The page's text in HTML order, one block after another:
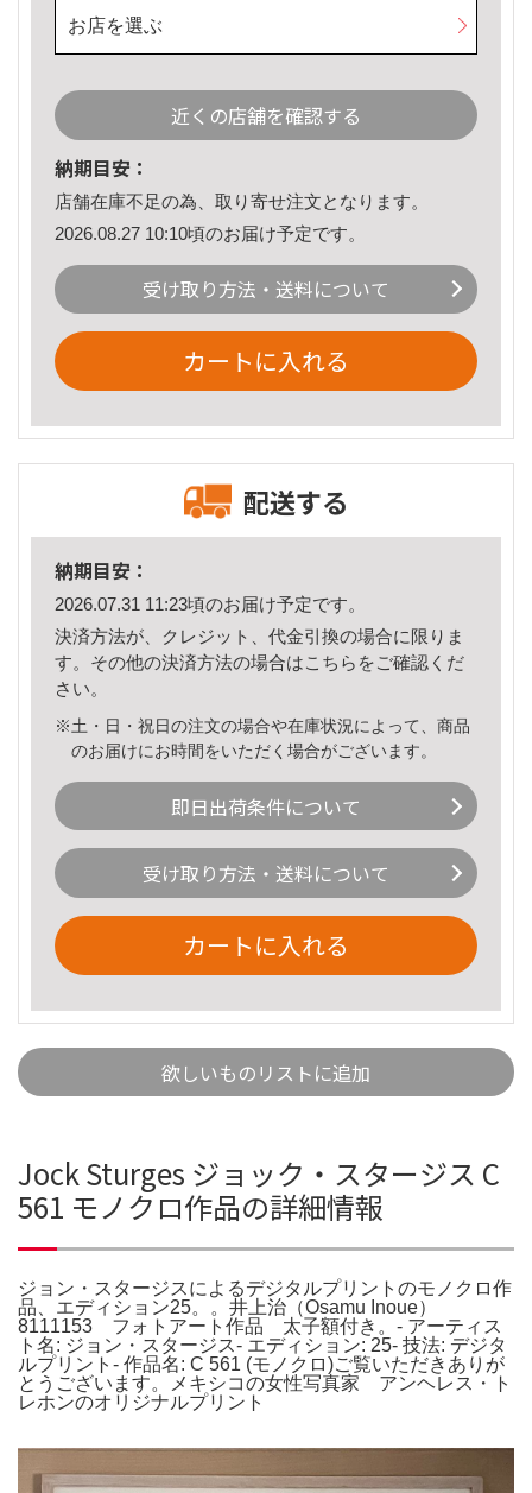
お店を選ぶ
近くの店舗を確認する
納期目安：
店舗在庫不足の為、取り寄せ注文となります。
2026.08.27 10:10頃のお届け予定です。
受け取り方法・送料について
カートに入れる
配送する
納期目安：
2026.07.31 11:23頃のお届け予定です。
決済方法が、クレジット、代金引換の場合に限りま
す。その他の決済方法の場合はこちら をご確認くだ
さい。
※土・日・祝日の注文の場合や在庫状況によって、商品
のお届けにお時間をいただく場合がございます。
即日出荷条件について
受け取り方法・送料について
カートに入れる
欲しいものリストに追加
Jock Sturges ジョック・スタージス C
561 モノクロ作品の詳細情報
ジョン・スタージスによるデジタルプリントのモノクロ作
品、エディション25。。井上治（Osamu Inoue）
8111153 フォトアート作品 太子額付き。- アーティス
ト名: ジョン・スタージス- エディション: 25- 技法: デジタ
ルプリント- 作品名: C 561 (モノクロ)ご覧いただきありが
とうございます。メキシコの女性写真家 アンヘレス・ト
レホンのオリジナルプリント